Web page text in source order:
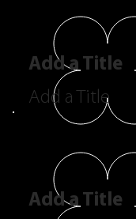
Add a Title
Add a Title
Add a Title